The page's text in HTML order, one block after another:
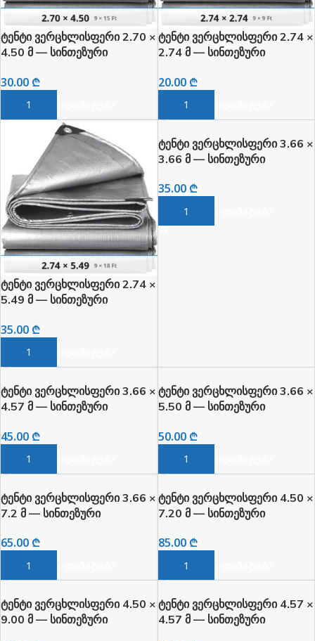
ტენტი ვერცხლისფერი 2.70 ×
4.50 მ — სინთეზური
30.00 ₾
ᲙᲐᲚᲐᲗᲐᲨᲘ ᲓᲐᲛᲐᲢᲔᲑᲐ
ტენტი ვერცხლისფერი 2.74 ×
2.74 მ — სინთეზური
20.00 ₾
ᲙᲐᲚᲐᲗᲐᲨᲘ ᲓᲐᲛᲐᲢᲔᲑᲐ
ტენტი ვერცხლისფერი 2.74 ×
5.49 მ — სინთეზური
35.00 ₾
ᲙᲐᲚᲐᲗᲐᲨᲘ ᲓᲐᲛᲐᲢᲔᲑᲐ
ტენტი ვერცხლისფერი 3.66 ×
3.66 მ — სინთეზური
35.00 ₾
ᲙᲐᲚᲐᲗᲐᲨᲘ ᲓᲐᲛᲐᲢᲔᲑᲐ
ტენტი ვერცხლისფერი 3.66 ×
4.57 მ — სინთეზური
45.00 ₾
ᲙᲐᲚᲐᲗᲐᲨᲘ ᲓᲐᲛᲐᲢᲔᲑᲐ
ტენტი ვერცხლისფერი 3.66 ×
5.50 მ — სინთეზური
50.00 ₾
ᲙᲐᲚᲐᲗᲐᲨᲘ ᲓᲐᲛᲐᲢᲔᲑᲐ
ტენტი ვერცხლისფერი 3.66 ×
7.2 მ — სინთეზური
65.00 ₾
ᲙᲐᲚᲐᲗᲐᲨᲘ ᲓᲐᲛᲐᲢᲔᲑᲐ
ტენტი ვერცხლისფერი 4.50 ×
7.20 მ — სინთეზური
85.00 ₾
ᲙᲐᲚᲐᲗᲐᲨᲘ ᲓᲐᲛᲐᲢᲔᲑᲐ
ტენტი ვერცხლისფერი 4.50 ×
9.00 მ — სინთეზური
ტენტი ვერცხლისფერი 4.57 ×
4.57 მ — სინთეზური